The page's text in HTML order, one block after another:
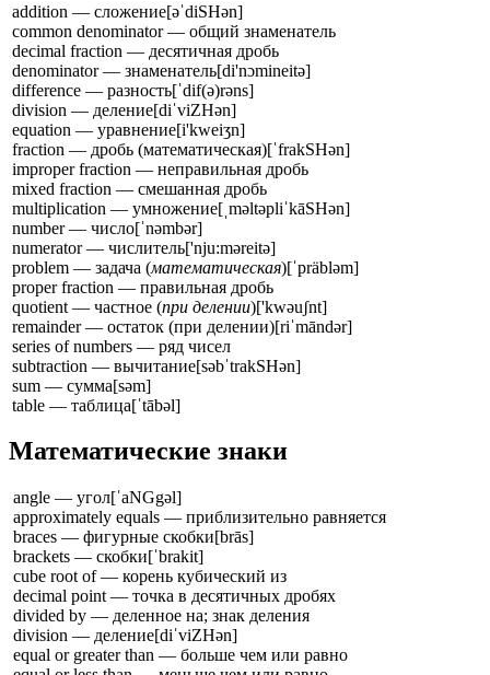
addition — сложение[əˈdiSHən]
common denominator — общий знаменатель
decimal fraction — десятичная дробь
denominator — знаменатель[di'nɔmineitə]
difference — разность[ˈdif(ə)rəns]
division — деление[diˈviZHən]
equation — уравнение[i'kweiʒn]
fraction — дробь (математическая)[ˈfrakSHən]
improper fraction — неправильная дробь
mixed fraction — смешанная дробь
multiplication — умножение[ˌməltəpliˈkāSHən]
number — число[ˈnəmbər]
numerator — числитель['nju:məreitə]
problem — задача (математическая)[ˈpräbləm]
proper fraction — правильная дробь
quotient — частное (при делении)['kwəuʃnt]
remainder — остаток (при делении)[riˈmāndər]
series of numbers — ряд чисел
subtraction — вычитание[səbˈtrakSHən]
sum — сумма[səm]
table — таблица[ˈtābəl]
Математические знаки
angle — угол[ˈaNGgəl]
approximately equals — приблизительно равняется
braces — фигурные скобки[brās]
brackets — скобки[ˈbrakit]
cube root of — корень кубический из
decimal point — точка в десятичных дробях
divided by — деленное на; знак деления
division — деление[diˈviZHən]
equal or greater than — больше чем или равно